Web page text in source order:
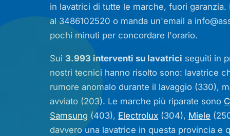
in lavatrici di tutte le marche, fuori
al 3486102520 o manda un'email a
pochi minuti per concordare l'orario.
Sui 3.993 interventi su lavatrici seguiti in
nostri tecnici hanno risolto sono: lavatrice
rumore anomalo durante il lavaggio (330),
avviato (203). Le marche più riparate sono
Samsung (403), Electrolux (304), Miele
davvero una lavatrice in questa provincia e